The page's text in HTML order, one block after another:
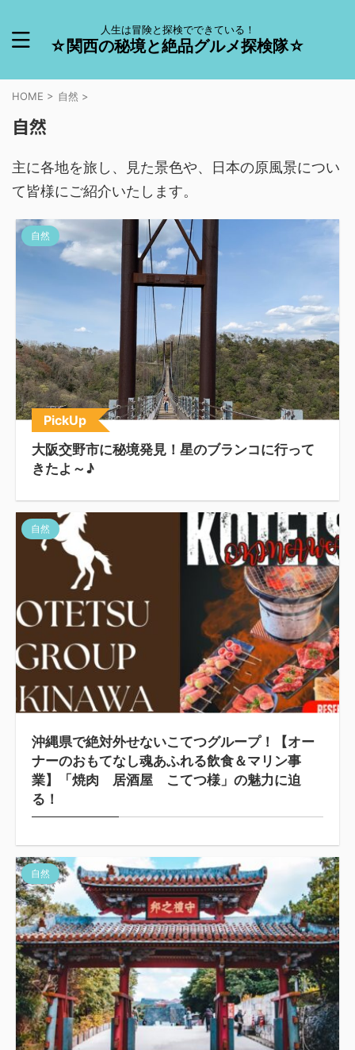
人生は冒険と探検でできている！
☆関西の秘境と絶品グルメ探検隊☆
HOME > 自然 >
自然
主に各地を旅し、見た景色や、日本の原風景につい
て皆様にご紹介いたします。
自然
PickUp
大阪交野市に秘境発見！星のブランコに行って
きたよ～♪
自然
沖縄県で絶対外せないこてつグループ！【オー
ナーのおもてなし魂あふれる飲食＆マリン事
業】「焼肉 居酒屋 こてつ様」の魅力に迫
る！
自然